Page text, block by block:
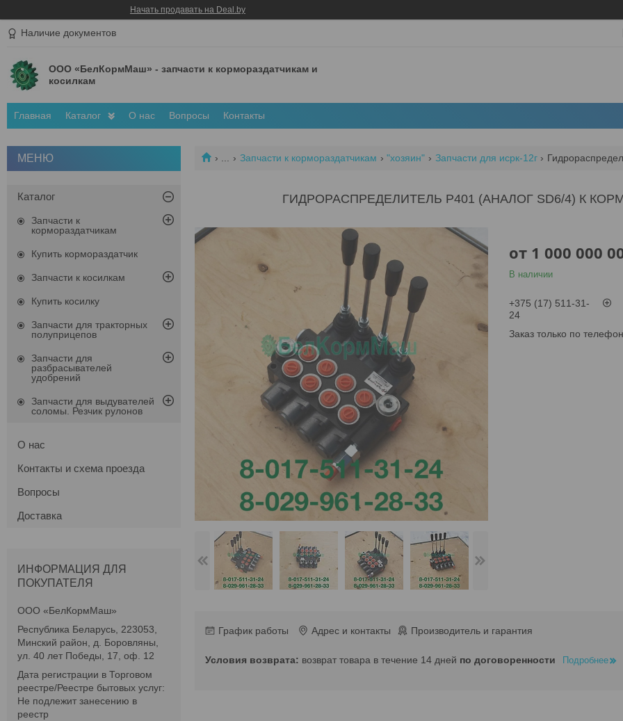
Начать продавать на Deal.by
Наличие документов
ООО «БелКормМаш» - запчасти к кормораздатчикам и
косилкам
Главная Каталог О нас Вопросы Контакты
Запчасти к кормораздатчикам "хозяин" Запчасти для исрк-12г
ГИДРОРАСПРЕДЕЛИТЕЛЬ P401 (АНАЛОГ SD6/4) К
от 1 000 000
В наличии
+375 (17) 511-31-
24
Заказ только по
График работы Адрес и контакты Производитель и гарантия
возврат товара в течение 14 дней по договоренности Подробнее
Каталог
Запчасти к
кормораздатчикам
Купить кормораздатчик
Запчасти к косилкам
Купить косилку
Запчасти для тракторных
полуприцепов
Запчасти для
разбрасывателей
удобрений
Запчасти для выдувателей
соломы. Резчик рулонов
О нас
Контакты и схема проезда
Вопросы
Доставка
ИНФОРМАЦИЯ ДЛЯ
ПОКУПАТЕЛЯ
ООО «БелКормМаш»
Республика Беларусь, 223053,
Минский район, д. Боровляны,
ул. 40 лет Победы, 17, оф. 12
Дата регистрации в Торговом
реестре/Реестре бытовых услуг:
Не подлежит занесению в
реестр